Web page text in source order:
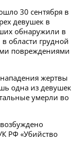
30 сентября в
девушек в
обнаружили в
области грудной
повреждениями
жертвы
одна из девушек
умерли во
РФ «Убийство